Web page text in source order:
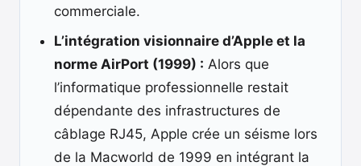
commerciale.
L’intégration visionnaire d’Apple et la
norme AirPort (1999) : Alors que
l’informatique professionnelle restait
dépendante des infrastructures de
câblage RJ45, Apple crée un séisme lors
de la Macworld de 1999 en intégrant la